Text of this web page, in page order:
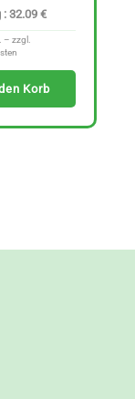
32.09 €
zzgl.
Korb